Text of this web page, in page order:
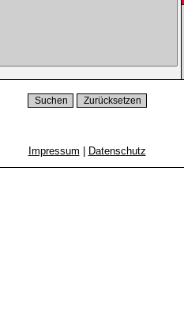
Impressum Datenschutz